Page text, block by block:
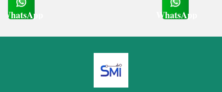
WhatsApp
WhatsApp